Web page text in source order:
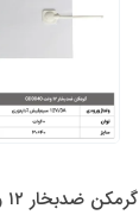
گرمکن ضدبخار ۱۲ ولت GD3040